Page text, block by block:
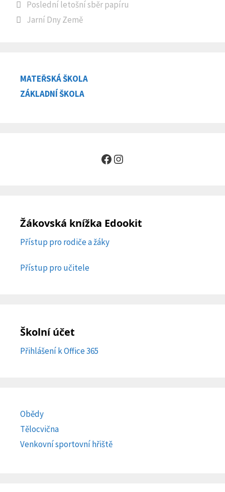
Poslední letošní sběr papíru
Jarní Dny Země
MATEŘSKÁ ŠKOLA
ZÁKLADNÍ ŠKOLA
Facebook
Instagram
Žákovská knížka Edookit
Přístup pro rodiče a žáky
Přístup pro učitele
Školní účet
Přihlášení k Office 365
Obědy
Tělocvična
Venkovní sportovní hřiště